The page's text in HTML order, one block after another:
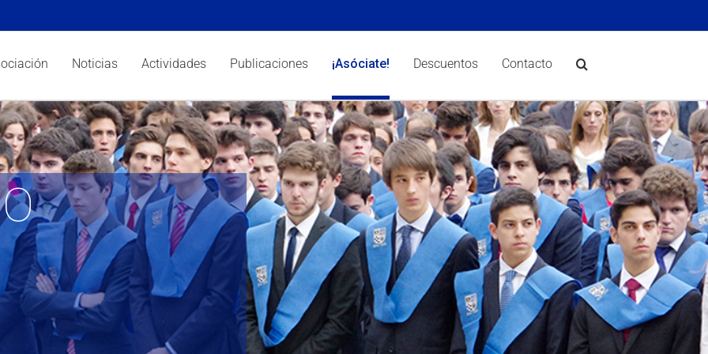
Noticias Actividades Publicaciones ¡Asóciate! Descuentos Contacto